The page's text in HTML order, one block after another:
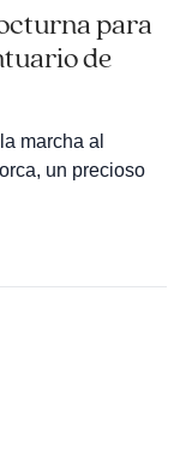
para
de
marcha al
un precioso